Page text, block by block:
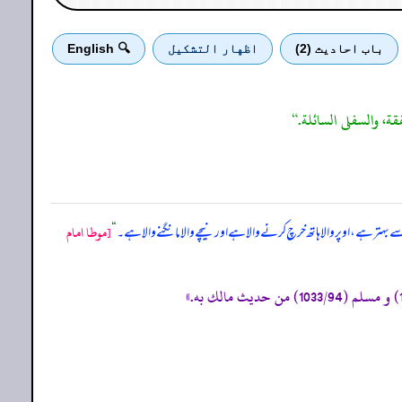
باب احادیث (2) اظهار التشكيل 🔍 English
بہتر ہے، اوپر والا ہاتھ خرچ کرنے والا ہے اور نیچے والا مانگنے والا ہے۔“[موطا امام